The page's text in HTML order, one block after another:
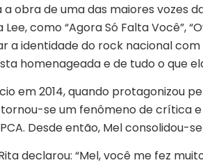
a obra de uma das maiores
como “Agora Só Falta Você”,
identidade do rock nacional
homenageada e de tudo o que
em 2014, quando protagonizou
se um fenômeno de crítica
Desde então, Mel
declarou: “Mel, você me fez